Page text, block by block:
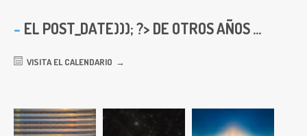
EL POST_DATE))); ?> DE OTROS AÑOS ...
VISITA EL CALENDARIO